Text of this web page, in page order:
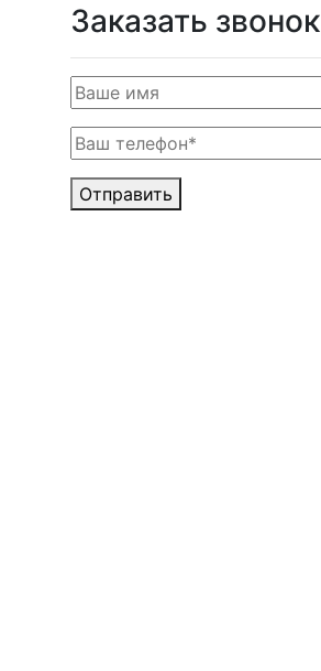
Заказать звонок
Отправить